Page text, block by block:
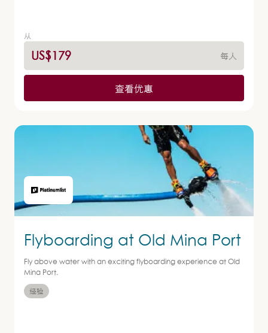
从
US$179 每人
查看优惠
Flyboarding at Old Mina Port
Fly above water with an exciting flyboarding experience at Old
Mina Port.
经验